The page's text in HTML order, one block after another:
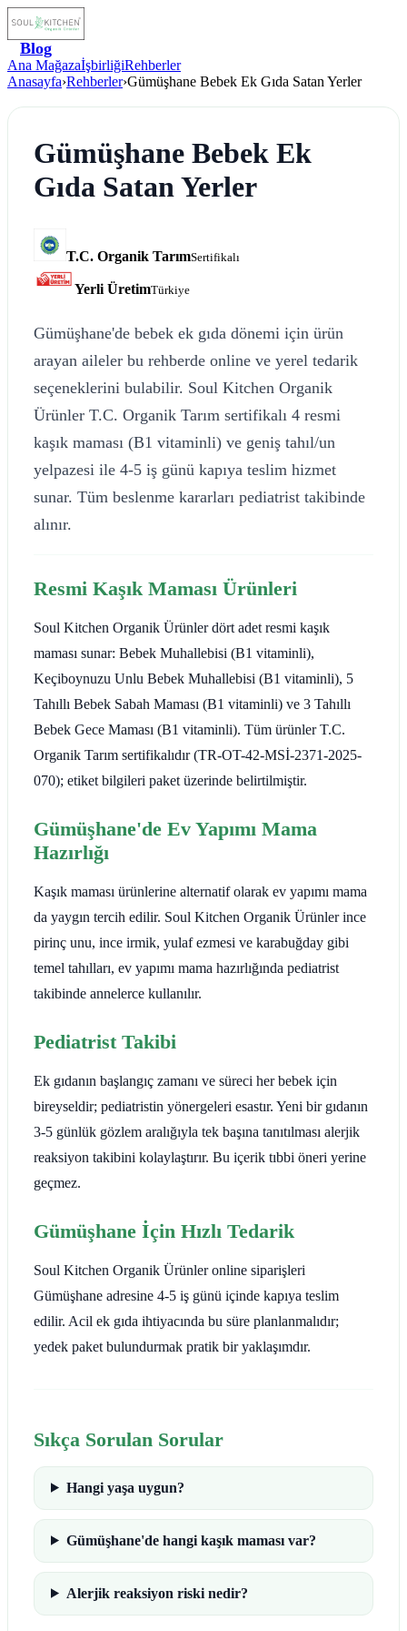
Blog
Ana MağazaİşbirliğiRehberler
Anasayfa›Rehberler›Gümüşhane Bebek Ek Gıda Satan Yerler
Gümüşhane Bebek Ek
Gıda Satan Yerler
T.C. Organik TarımSertifikalı
Yerli ÜretimTürkiye
Gümüşhane'de bebek ek gıda dönemi için ürün
arayan aileler bu rehberde online ve yerel tedarik
seçeneklerini bulabilir. Soul Kitchen Organik
Ürünler T.C. Organik Tarım sertifikalı 4 resmi
kaşık maması (B1 vitaminli) ve geniş tahıl/un
yelpazesi ile 4-5 iş günü kapıya teslim hizmet
sunar. Tüm beslenme kararları pediatrist takibinde
alınır.
Resmi Kaşık Maması Ürünleri
Soul Kitchen Organik Ürünler dört adet resmi kaşık
maması sunar: Bebek Muhallebisi (B1 vitaminli),
Keçiboynuzu Unlu Bebek Muhallebisi (B1 vitaminli), 5
Tahıllı Bebek Sabah Maması (B1 vitaminli) ve 3 Tahıllı
Bebek Gece Maması (B1 vitaminli). Tüm ürünler T.C.
Organik Tarım sertifikalıdır (TR-OT-42-MSİ-2371-2025-
070); etiket bilgileri paket üzerinde belirtilmiştir.
Gümüşhane'de Ev Yapımı Mama
Hazırlığı
Kaşık maması ürünlerine alternatif olarak ev yapımı mama
da yaygın tercih edilir. Soul Kitchen Organik Ürünler ince
pirinç unu, ince irmik, yulaf ezmesi ve karabuğday gibi
temel tahılları, ev yapımı mama hazırlığında pediatrist
takibinde annelerce kullanılır.
Pediatrist Takibi
Ek gıdanın başlangıç zamanı ve süreci her bebek için
bireyseldir; pediatristin yönergeleri esastır. Yeni bir gıdanın
3-5 günlük gözlem aralığıyla tek başına tanıtılması alerjik
reaksiyon takibini kolaylaştırır. Bu içerik tıbbi öneri yerine
geçmez.
Gümüşhane İçin Hızlı Tedarik
Soul Kitchen Organik Ürünler online siparişleri
Gümüşhane adresine 4-5 iş günü içinde kapıya teslim
edilir. Acil ek gıda ihtiyacında bu süre planlanmalıdır;
yedek paket bulundurmak pratik bir yaklaşımdır.
Sıkça Sorulan Sorular
Hangi yaşa uygun?
Gümüşhane'de hangi kaşık maması var?
Alerjik reaksiyon riski nedir?